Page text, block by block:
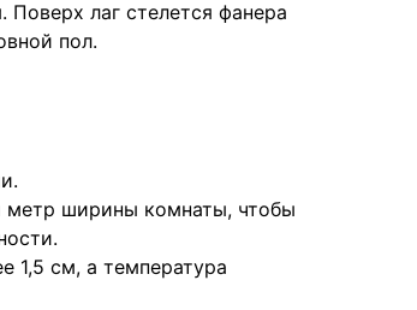
лаг стелется фанера
пол.
метр ширины комнаты, чтобы
1,5 см, а температура